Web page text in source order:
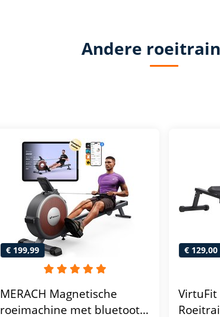
Andere
€ 199,99
MERACH Magnetische
roeimachine met bluetooth
€ 129,00
VirtuFit